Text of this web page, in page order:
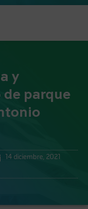
y
parque
14 diciembre, 2021